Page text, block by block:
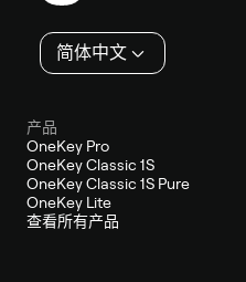
简体中文
产品
OneKey Pro
OneKey Classic 1S
OneKey Classic 1S Pure
OneKey Lite
查看所有产品